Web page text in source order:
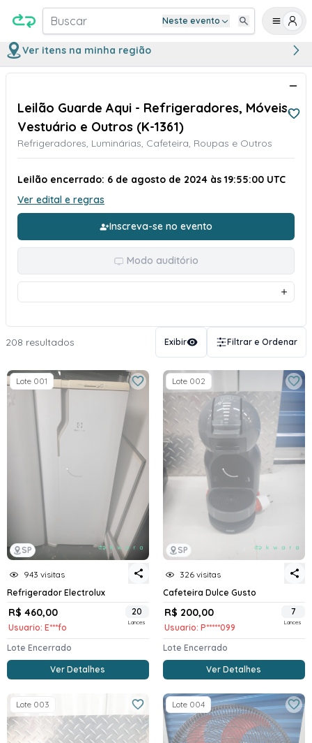
Buscar Neste evento
Ver itens na minha região
Leilão Guarde Aqui - Refrigeradores, Móveis,
Vestuário e Outros (K-1361)
Refrigeradores, Luminárias, Cafeteira, Roupas e Outros
Leilão encerrado: 6 de agosto de 2024 às 19:55:00 UTC
Ver edital e regras
Inscreva-se no evento
Modo auditório
208 resultados Exibir Filtrar e Ordenar
SP
Lote 001
943 visitas
Refrigerador Electrolux
R$ 460,00
Usuario: E***fo
20
Lances
Lote Encerrado
Ver Detalhes
SP
Lote 002
326 visitas
Cafeteira Dulce Gusto
R$ 200,00
Usuario: P*****099
7
Lances
Lote Encerrado
Ver Detalhes
Lote 003 Lote 004